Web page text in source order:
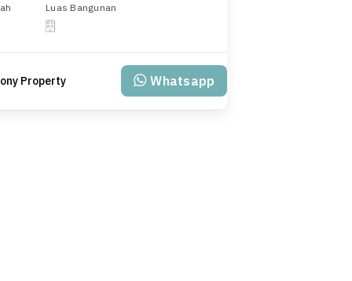
Luas Bangunan
Property Whatsapp